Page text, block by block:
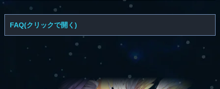
FAQ(クリックで開く)